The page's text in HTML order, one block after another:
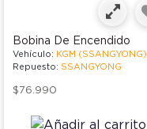
Bobina De Encendido
Vehículo: KGM (SSANGYONG)
Repuesto: SSANGYONG
$76.990